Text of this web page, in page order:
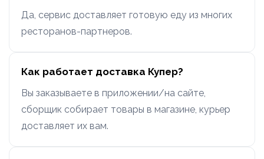
Да, сервис доставляет готовую еду из многих
ресторанов-партнеров.
Как работает доставка Купер?
Вы заказываете в приложении/на сайте,
сборщик собирает товары в магазине, курьер
доставляет их вам.